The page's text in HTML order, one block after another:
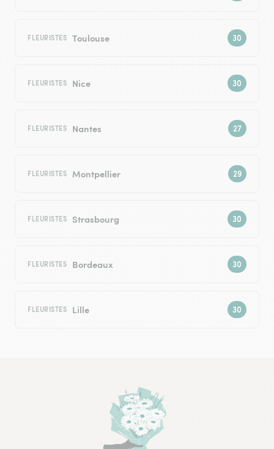
FLEURISTES Toulouse
FLEURISTES Nice
FLEURISTES Nantes
FLEURISTES Montpellier
FLEURISTES Strasbourg
FLEURISTES Bordeaux
FLEURISTES Lille